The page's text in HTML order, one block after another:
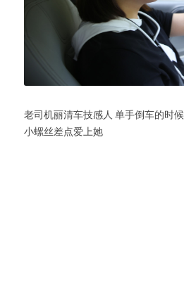
老司机丽清车技感人 单手倒车的时候
小螺丝差点爱上她